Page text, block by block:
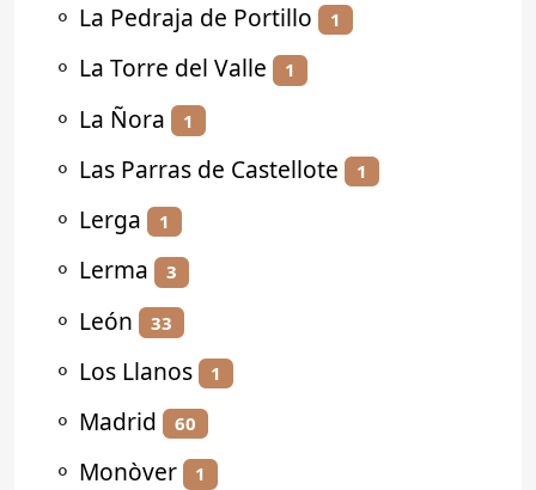
⚬ La Pedraja de Portillo 1
⚬ La Torre del Valle 1
⚬ La Ñora 1
⚬ Las Parras de Castellote 1
⚬ Lerga 1
⚬ Lerma 3
⚬ León 33
⚬ Los Llanos 1
⚬ Madrid 60
⚬ Monòver 1